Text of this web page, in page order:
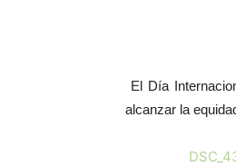
El Día
alcanzar la